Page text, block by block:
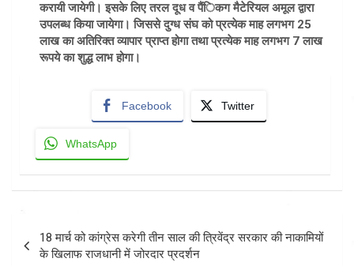
करायी जायेगी। इसके लिए तरल दूध व पैंिकग मैटेरियल अमूल द्वारा
उपलब्ध किया जायेगा। जिससे दुग्ध संघ को प्रत्येक माह लगभग 25
लाख का अतिरिक्त व्यापार प्राप्त होगा तथा प्रत्येक माह लगभग 7 लाख
रूपये का शुद्ध लाभ होगा।
Facebook Twitter
WhatsApp
Post
navigation
18 मार्च को कांग्रेस करेगी तीन साल की त्रिवेंद्र सरकार की नाकामियों
के खिलाफ राजधानी में जोरदार प्रदर्शन